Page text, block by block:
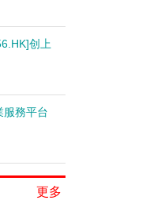
创上
服務平台
更多